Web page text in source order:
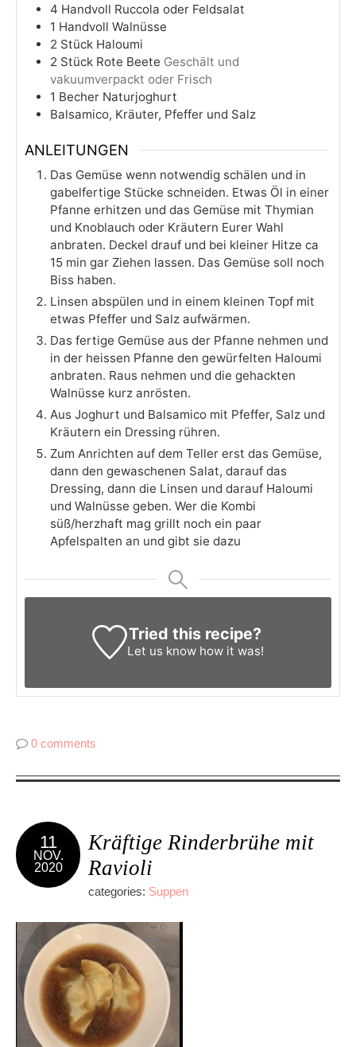
4 Handvoll Ruccola oder Feldsalat
1 Handvoll Walnüsse
2 Stück Haloumi
2 Stück Rote Beete Geschält und
vakuumverpackt oder Frisch
1 Becher Naturjoghurt
Balsamico, Kräuter, Pfeffer und Salz
ANLEITUNGEN
Das Gemüse wenn notwendig schälen und in
gabelfertige Stücke schneiden. Etwas Öl in einer
Pfanne erhitzen und das Gemüse mit Thymian
und Knoblauch oder Kräutern Eurer Wahl
anbraten. Deckel drauf und bei kleiner Hitze ca
15 min gar Ziehen lassen. Das Gemüse soll noch
Biss haben.
Linsen abspülen und in einem kleinen Topf mit
etwas Pfeffer und Salz aufwärmen.
Das fertige Gemüse aus der Pfanne nehmen und
in der heissen Pfanne den gewürfelten Haloumi
anbraten. Raus nehmen und die gehackten
Walnüsse kurz anrösten.
Aus Joghurt und Balsamico mit Pfeffer, Salz und
Kräutern ein Dressing rühren.
Zum Anrichten auf dem Teller erst das Gemüse,
dann den gewaschenen Salat, darauf das
Dressing, dann die Linsen und darauf Haloumi
und Walnüsse geben. Wer die Kombi
süß/herzhaft mag grillt noch ein paar
Apfelspalten an und gibt sie dazu
Tried this recipe?
Let us knowhow it was!
0 comments
11
NOV.
2020
Kräftige Rinderbrühe mit
Ravioli
categories: Suppen